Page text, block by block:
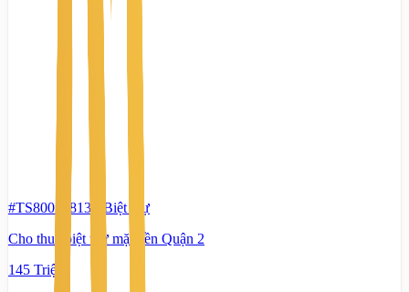
#TS80031813
Biệt thự
Cho thuê biệt thự mặt tiền Quận 2
145 Triệu